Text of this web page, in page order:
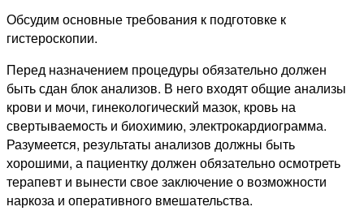
Обсудим основные требования к подготовке к
гистероскопии.
Перед назначением процедуры обязательно должен
быть сдан блок анализов. В него входят общие анализы
крови и мочи, гинекологический мазок, кровь на
свертываемость и биохимию, электрокардиограмма.
Разумеется, результаты анализов должны быть
хорошими, а пациентку должен обязательно осмотреть
терапевт и вынести свое заключение о возможности
наркоза и оперативного вмешательства.